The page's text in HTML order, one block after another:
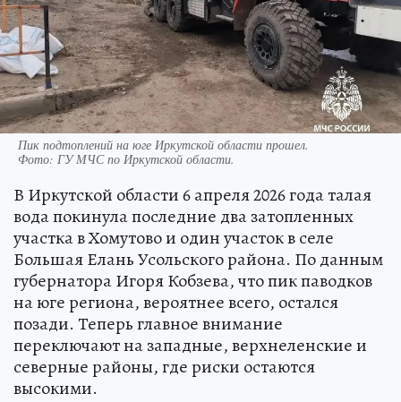
Пик подтоплений на юге Иркутской области прошел.
Фото: ГУ МЧС по Иркутской области.
В Иркутской области 6 апреля 2026 года талая
вода покинула последние два затопленных
участка в Хомутово и один участок в селе
Большая Елань Усольского района. По данным
губернатора Игоря Кобзева, что пик паводков
на юге региона, вероятнее всего, остался
позади. Теперь главное внимание
переключают на западные, верхнеленские и
северные районы, где риски остаются
высокими.